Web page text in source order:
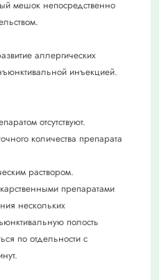
мешок непосредственно
аллергических
инъекцией.
отсутствуют.
количества препарата
раствором.
препаратами
нескольких
полость
по отдельности с